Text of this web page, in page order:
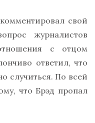
свой
журналистов
с отцом
ответил, что
случиться. По всей
что Брэд пропал